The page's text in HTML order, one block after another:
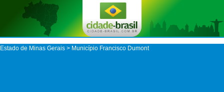
Estado de Minas Gerais > Município Francisco Dumont